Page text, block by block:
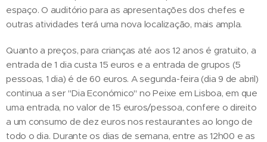
espaço. O auditório para as apresentações dos chefes e
outras atividades terá uma nova localização, mais ampla.
Quanto a preços, para crianças até aos 12 anos é gratuito, a
entrada de 1 dia custa 15 euros e a entrada de grupos (5
pessoas, 1 dia) é de 60 euros. A segunda-feira (dia 9 de abril)
continua a ser "Dia Económico" no Peixe em Lisboa, em que
uma entrada, no valor de 15 euros/pessoa, confere o direito
a um consumo de dez euros nos restaurantes ao longo de
todo o dia. Durante os dias de semana, entre as 12h00 e as